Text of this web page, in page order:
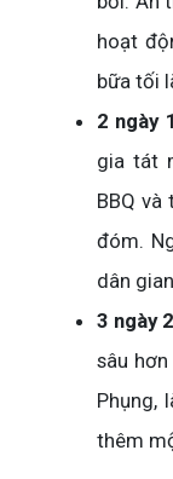
hoạt
bữa tối
2 ngày
gia tát
BBQ
đóm.
dân
3 ngày
sâu hơn
Phụng,
thêm